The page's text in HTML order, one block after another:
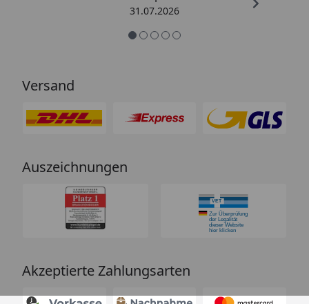
31.07.2026
Versand
Auszeichnungen
Akzeptierte Zahlungsarten